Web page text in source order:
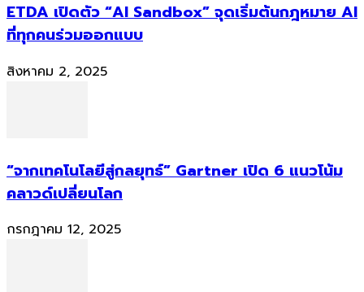
ETDA เปิดตัว “AI Sandbox” จุดเริ่มต้นกฎหมาย AI
ที่ทุกคนร่วมออกแบบ
สิงหาคม 2, 2025
“จากเทคโนโลยีสู่กลยุทธ์” Gartner เปิด 6 แนวโน้ม
คลาวด์เปลี่ยนโลก
กรกฎาคม 12, 2025